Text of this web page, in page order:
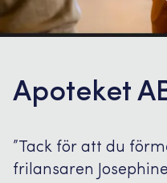
Apoteket
”Tack för att du
frilansaren